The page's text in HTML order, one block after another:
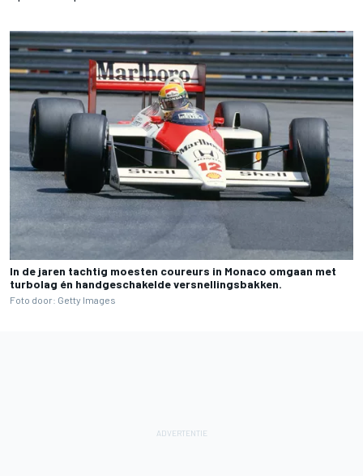
In de jaren tachtig moesten coureurs in Monaco omgaan met
turbolag én handgeschakelde versnellingsbakken.
Foto door: Getty Images